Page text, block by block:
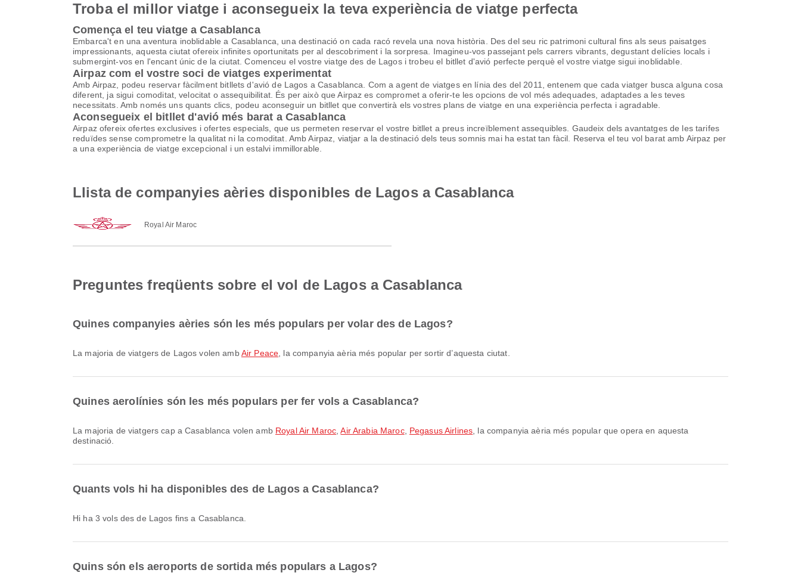
Troba el millor viatge i aconsegueix la teva experiència de viatge perfecta
Comença el teu viatge a Casablanca
Embarca't en una aventura inoblidable a Casablanca, una destinació on cada racó revela una nova història. Des del seu ric patrimoni cultural fins als seus paisatges
impressionants, aquesta ciutat ofereix infinites oportunitats per al descobriment i la sorpresa. Imagineu-vos passejant pels carrers vibrants, degustant delícies locals i
submergint-vos en l'encant únic de la ciutat. Comenceu el vostre viatge des de Lagos i trobeu el bitllet d'avió perfecte perquè el vostre viatge sigui inoblidable.
Airpaz com el vostre soci de viatges experimentat
Amb Airpaz, podeu reservar fàcilment bitllets d'avió de Lagos a Casablanca. Com a agent de viatges en línia des del 2011, entenem que cada viatger busca alguna cosa
diferent, ja sigui comoditat, velocitat o assequibilitat. És per això que Airpaz es compromet a oferir-te les opcions de vol més adequades, adaptades a les teves
necessitats. Amb només uns quants clics, podeu aconseguir un bitllet que convertirà els vostres plans de viatge en una experiència perfecta i agradable.
Aconsegueix el bitllet d'avió més barat a Casablanca
Airpaz ofereix ofertes exclusives i ofertes especials, que us permeten reservar el vostre bitllet a preus increïblement assequibles. Gaudeix dels avantatges de les tarifes
reduïdes sense comprometre la qualitat ni la comoditat. Amb Airpaz, viatjar a la destinació dels teus somnis mai ha estat tan fàcil. Reserva el teu vol barat amb Airpaz per
a una experiència de viatge excepcional i un estalvi immillorable.
Llista de companyies aèries disponibles de Lagos a Casablanca
Royal Air Maroc
Preguntes freqüents sobre el vol de Lagos a Casablanca
Quines companyies aèries són les més populars per volar des de Lagos?
La majoria de viatgers de Lagos volen ambAir Peace , la companyia aèria més popular per sortir d’aquesta ciutat.
Quines aerolínies són les més populars per fer vols a Casablanca?
La majoria de viatgers cap a Casablanca volen amb Royal Air Maroc ,Air Arabia Maroc, Pegasus Airlines , la companyia aèria més popular que opera en aquesta
destinació.
Quants vols hi ha disponibles des de Lagos a Casablanca?
Hi ha 3 vols des de Lagos fins a Casablanca.
Quins són els aeroports de sortida més populars a Lagos?